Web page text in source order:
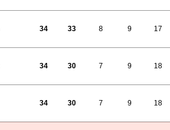
34 33 8 9 17
34 30 7 9 18
34 30 7 9 18